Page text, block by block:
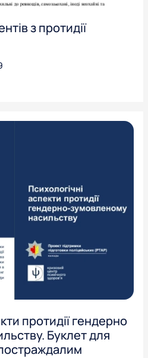
з протидії
протидії гендерно
Буклет для